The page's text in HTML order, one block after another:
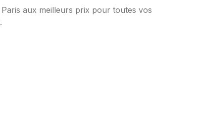
aux meilleurs prix pour toutes vos